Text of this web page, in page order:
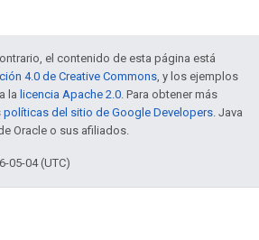
el contenido de esta página está
4.0 de Creative Commons, y los ejemplos
la licencia Apache 2.0. Para obtener más
políticas del sitio de Google Developers. Java
Oracle o sus afiliados.
05-04 (UTC)